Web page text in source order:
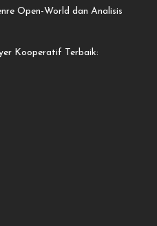
Open-World dan Analisis
Kooperatif Terbaik: